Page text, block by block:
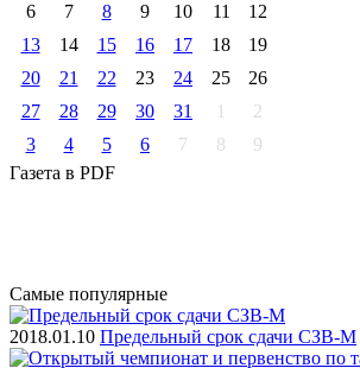
6
7 8 9 10 11
12
13
14 15 16 17 18
19
20
21 22 23 24 25
26
27
28 29 30 31 1
2
3
4 5 6 7 8
9
Газета в PDF
Самые популярные
2018.01.10 Предельный срок сдачи СЗВ-М